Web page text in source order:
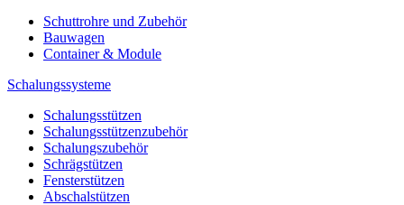
Schuttrohre und Zubehör
Bauwagen
Container & Module
Schalungssysteme
Schalungsstützen
Schalungsstützenzubehör
Schalungszubehör
Schrägstützen
Fensterstützen
Abschalstützen